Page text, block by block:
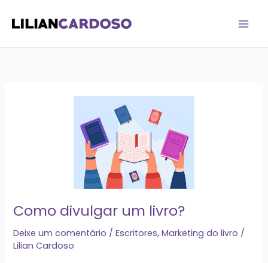
para
conteúdo
Como divulgar um livro?
Deixe um comentário /Escritores,Marketing do livro /
Lilian Cardoso